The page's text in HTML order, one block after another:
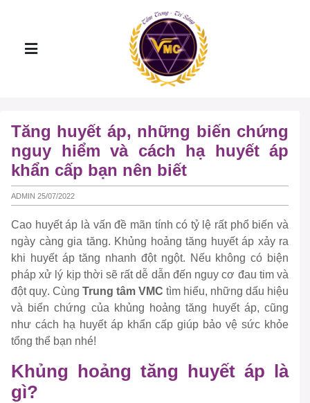
Tăng huyết áp, những biến chứng
nguy hiểm và cách hạ huyết áp
khẩn cấp bạn nên biết
ADMIN 25/07/2022
Cao huyết áp là vấn đề mãn tính có tỷ lệ rất phổ biến và
ngày càng gia tăng. Khủng hoảng tăng huyết áp xảy ra
khi huyết áp tăng nhanh đột ngột. Nếu không có biện
pháp xử lý kịp thời sẽ rất dễ dẫn đến nguy cơ đau tim và
đột quỵ. Cùng Trung tâm VMC tìm hiểu, những dấu hiệu
và biến chứng của khủng hoảng tăng huyết áp, cũng
như cách hạ huyết áp khẩn cấp giúp bảo vệ sức khỏe
tổng thể bạn nhé!
Khủng hoảng tăng huyết áp là
gì?